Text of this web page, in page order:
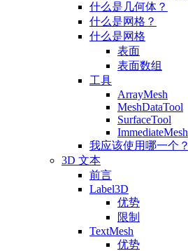
什么是几何体？
什么是网格？
什么是网格
表面
表面数组
工具
ArrayMesh
MeshDataTool
SurfaceTool
ImmediateMesh
我应该使用哪一个？
3D 文本
前言
Label3D
优势
限制
TextMesh
优势